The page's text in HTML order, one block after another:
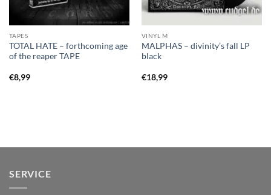
TAPES
TOTAL HATE – forthcoming age
of the reaper TAPE
€8,99
VINYL M
MALPHAS – divinity’s fall LP
black
€18,99
SERVICE